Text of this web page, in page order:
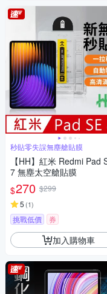
秒貼零失誤無塵艙貼膜
【HH】紅米 Redmi Pad
7 無塵太空艙貼膜
$270 $299
5 (1)
挑戰低價 券
加入購物車